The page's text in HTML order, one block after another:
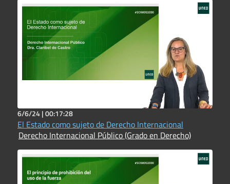
6/6/24 |00:17:28
El Estado como sujeto de Derecho Internacional
Derecho Internacional Público (Grado en Derecho)